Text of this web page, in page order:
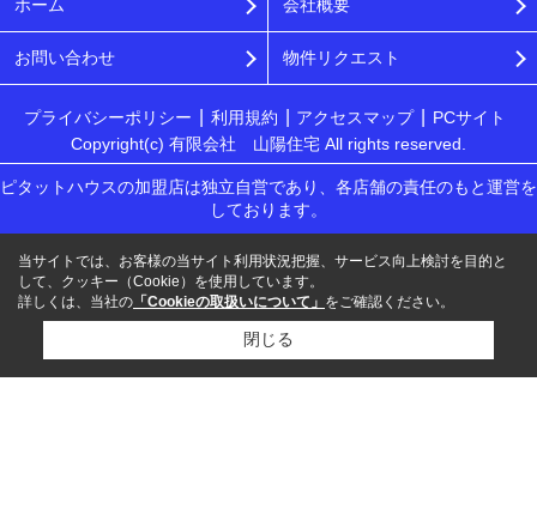
ホーム 会社概要
お問い合わせ 物件リクエスト
プライバシーポリシー 利用規約 アクセスマップ
PCサイト
Copyright(c) 有限会社 山陽住宅 All rights reserved.
ピタットハウスの加盟店は独立自営であり、各店舗の責任のもと運営を
しております。
当サイトでは、お客様の当サイト利用状況把握、サービス向上検討を目的と
して、クッキー（Cookie）を使用しています。
詳しくは、当社の 「Cookieの取扱いについて」 をご確認ください。
閉じる